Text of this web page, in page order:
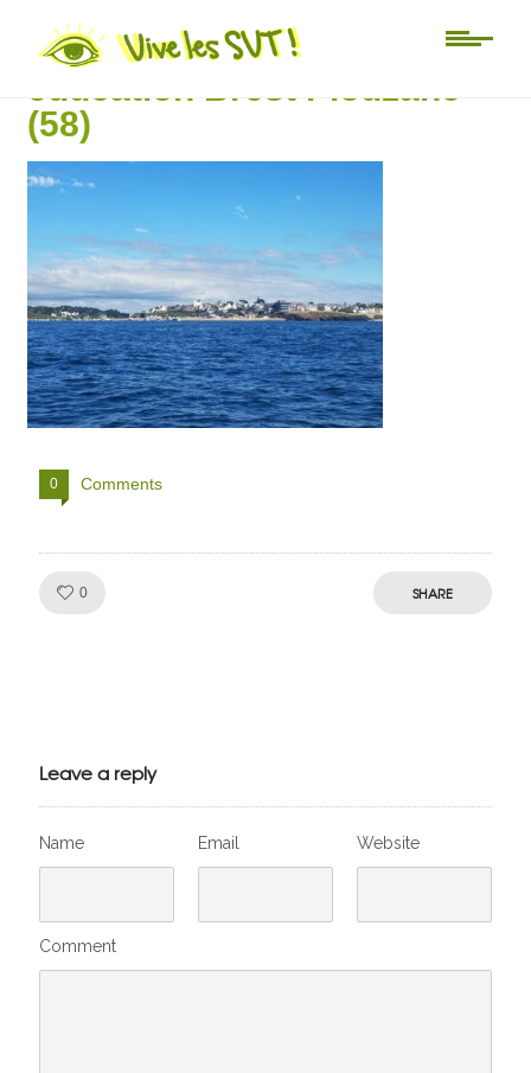
Université d’été Mer
éducation Brest Plouzané
(58)
0 Comments
0 SHARE
Leave a reply
Name Email Website
Comment